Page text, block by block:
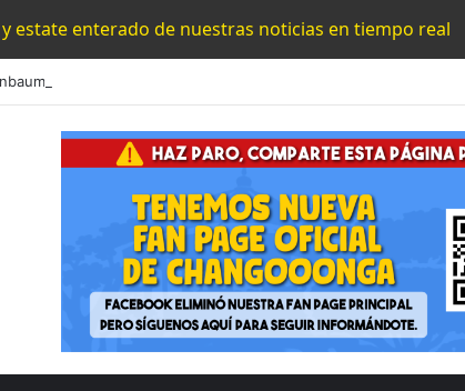
estate enterado de nuestras noticias en tiempo real
Anuncia Reunión Con EU Para Resolver Bloqueo Al Aguacate